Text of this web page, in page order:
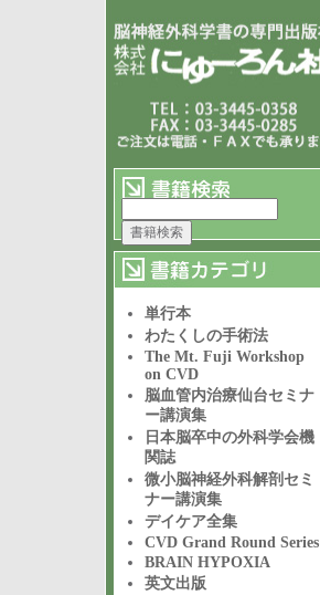
単行本
わたくしの手術法
The Mt. Fuji Workshop
on CVD
脳血管内治療仙台セミナ
ー講演集
日本脳卒中の外科学会機
関誌
微小脳神経外科解剖セミ
ナー講演集
デイケア全集
CVD Grand Round Series
BRAIN HYPOXIA
英文出版